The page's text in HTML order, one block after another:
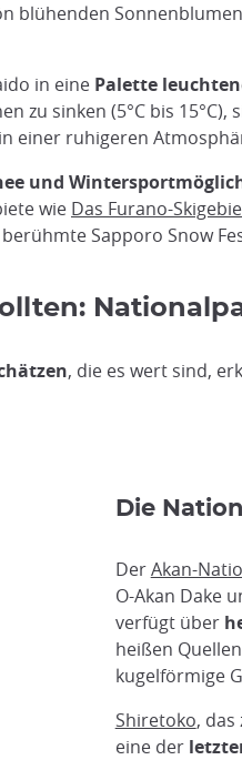
blühenden
in eine Palette
zu sinken (5°C bis
einer ruhigeren
und
wie Das Furano-
Sapporo Snow
, die es wert sind,
Die
DerAkan-
O-Akan Dake
verfügt über
heißen
kugelförmige
Shiretoko,
eine der